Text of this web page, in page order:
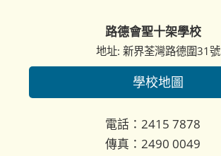
路德會聖十架學校
地址: 新界荃灣路德圍31號
學校地圖
電話：2415 7878
傳真：2490 0049